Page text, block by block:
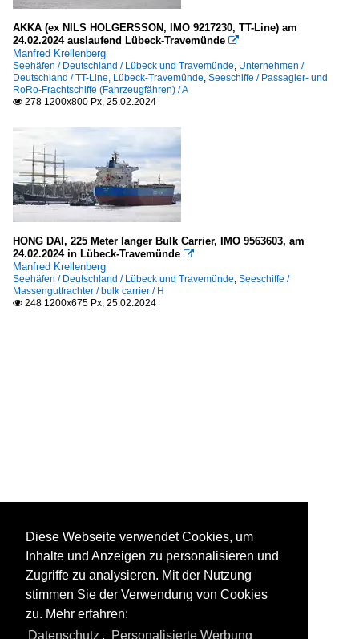
AKKA (ex NILS HOLGERSSON, IMO 9217230, TT-Line) am
24.02.2024 auslaufend Lübeck-Travemünde 
Manfred Krellenberg
Seehäfen / Deutschland / Lübeck und Travemünde, Unternehmen /
Deutschland / TT-Line, Lübeck-Travemünde, Seeschiffe / Passagier- und
RoRo-Frachtschiffe (Fahrzeugfähren) / A
 278 1200x800 Px, 25.02.2024
HONG DAI, 225 Meter langer Bulk Carrier, IMO 9563603, am
24.02.2024 in Lübeck-Travemünde 
Manfred Krellenberg
Seehäfen / Deutschland / Lübeck und Travemünde, Seeschiffe /
Massengutfrachter / bulk carrier / H
 248 1200x675 Px, 25.02.2024
Diese Webseite verwendet Cookies, um
Inhalte und Anzeigen zu personalisieren und
Zugriffe zu analysieren. Mit der Nutzung
stimmen Sie der Verwendung von Cookies
zu. Mehr erfahren:
Datenschutz , Personalisierte Werbung